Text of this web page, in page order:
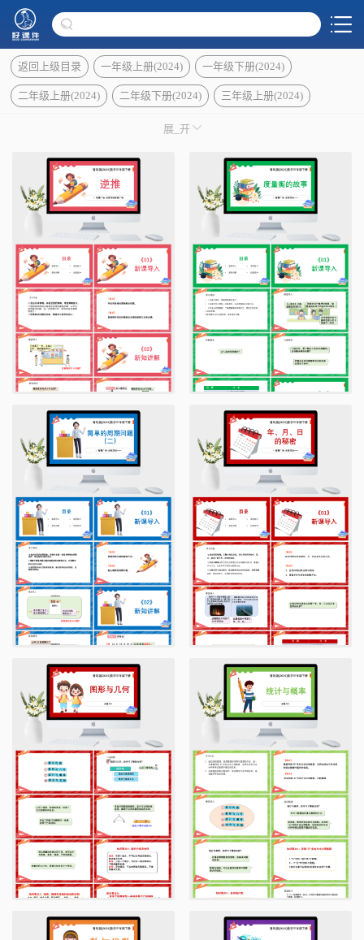
返回上级目录 一年级上册(2024) 一年级下册(2024)
二年级上册(2024) 二年级下册(2024) 三年级上册(2024)
青岛版数学四年级上册
青岛版数学五年级下册 青岛版数学六年级上册
青岛版数学六年级下册 七年级上册(2024) 七年级下册(2024)
青岛版数学八年级上册 青岛版数学八年级下册
青岛版数学九年级上册 青岛版数学九年级下册
展_开